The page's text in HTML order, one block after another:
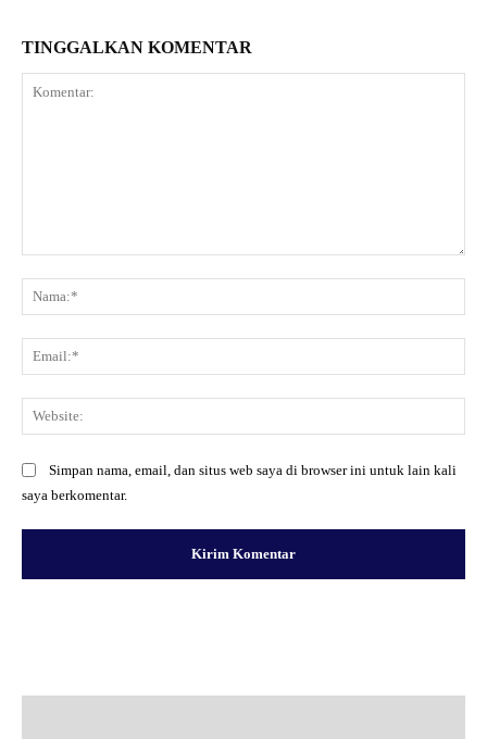
TINGGALKAN KOMENTAR
Simpan nama, email, dan situs web saya di browser ini untuk lain kali
saya berkomentar.